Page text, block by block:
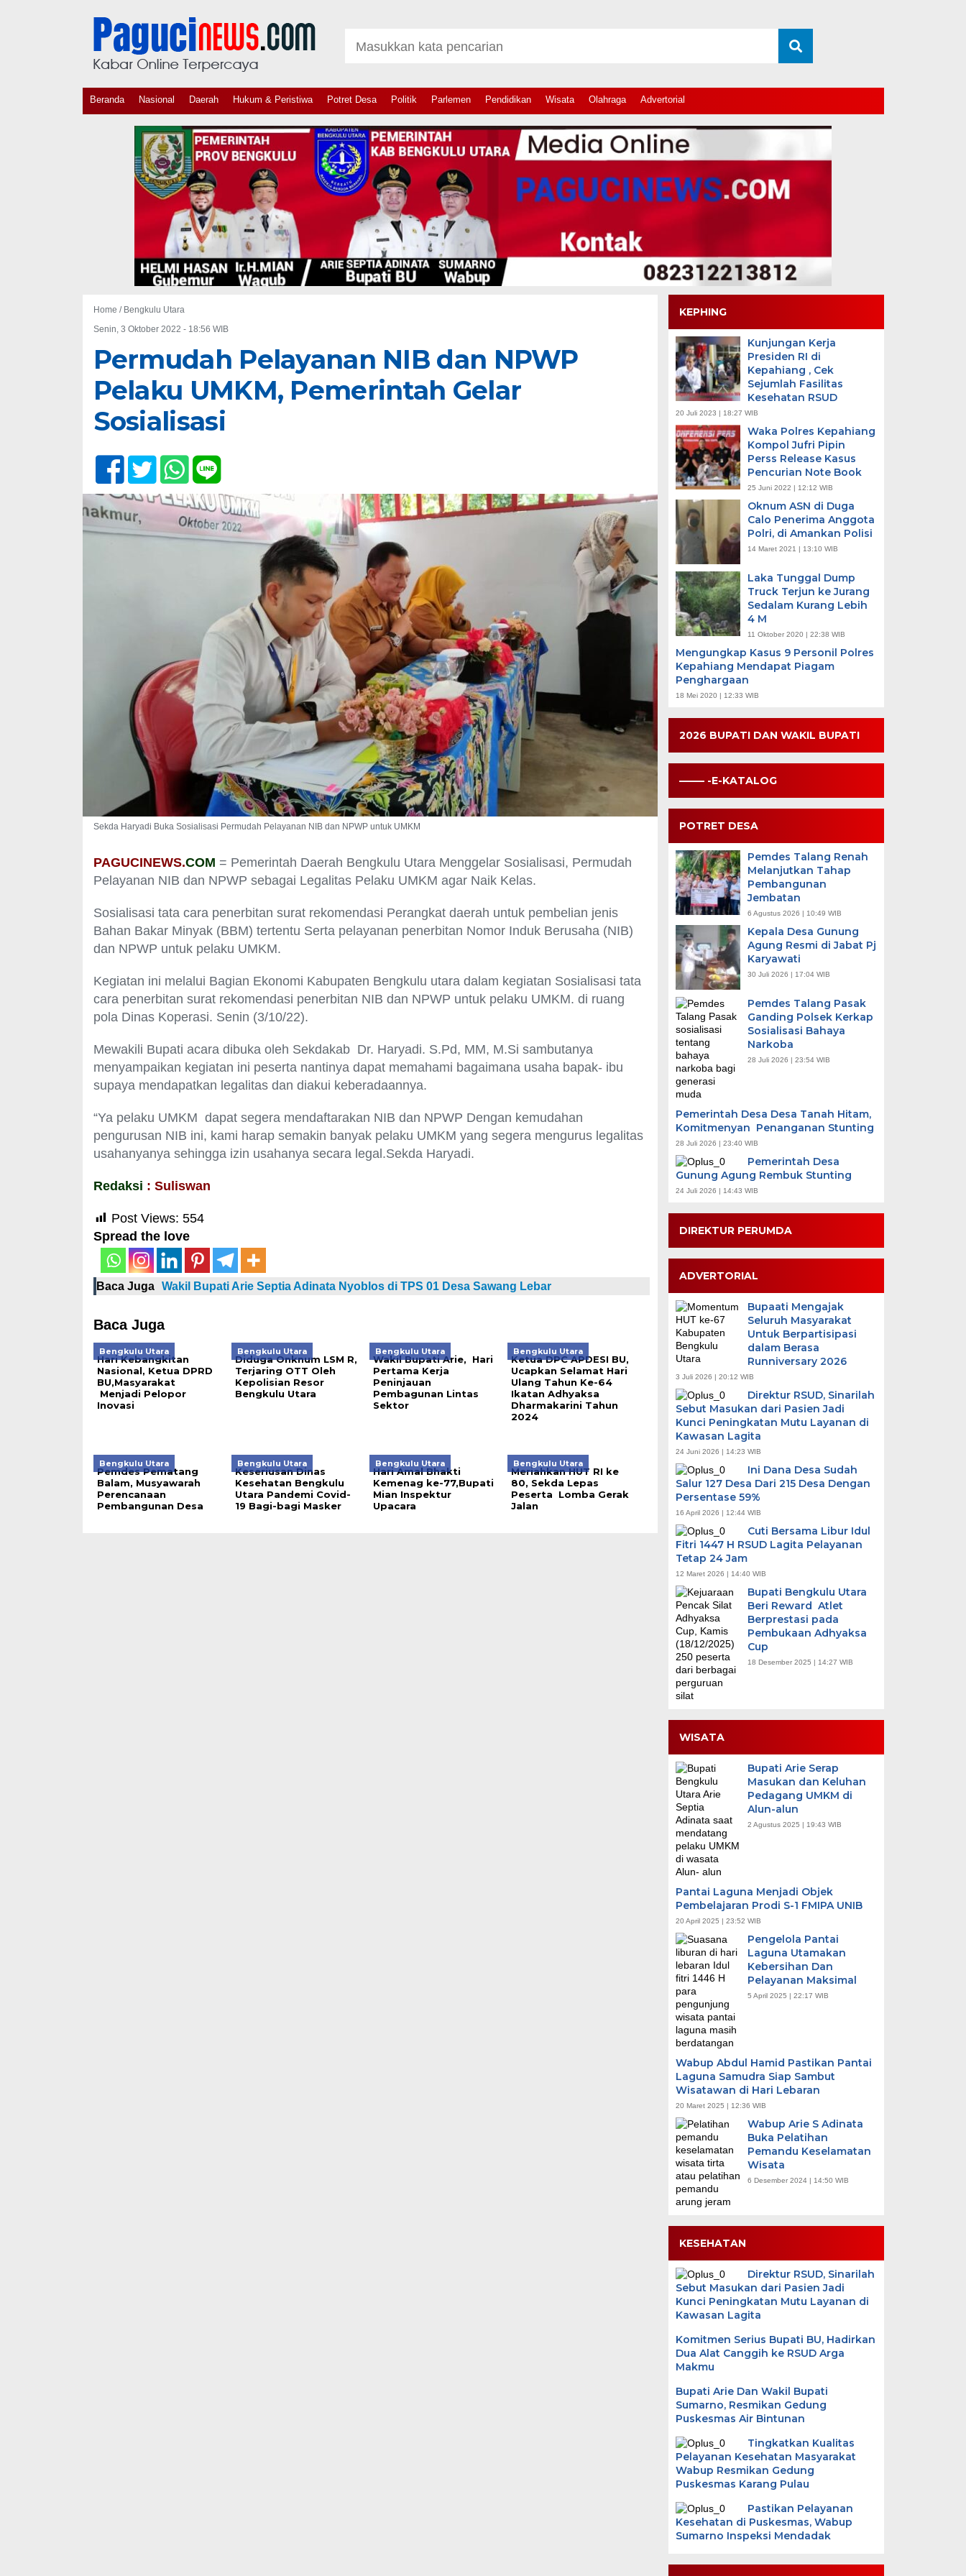
Beranda Nasional Daerah Hukum & Peristiwa Potret Desa Politik Parlemen Pendidikan Wisata Olahraga Advertorial
Home / Bengkulu Utara
Senin, 3 Oktober 2022 - 18:56 WIB
Permudah Pelayanan NIB dan NPWP
Pelaku UMKM, Pemerintah Gelar
Sosialisasi
Sekda Haryadi Buka Sosialisasi Permudah Pelayanan NIB dan NPWP untuk UMKM
PAGUCINEWS.COM = Pemerintah Daerah Bengkulu Utara Menggelar Sosialisasi, Permudah
Pelayanan NIB dan NPWP sebagai Legalitas Pelaku UMKM agar Naik Kelas.
Sosialisasi tata cara penerbitan surat rekomendasi Perangkat daerah untuk pembelian jenis
Bahan Bakar Minyak (BBM) tertentu Serta pelayanan penerbitan Nomor Induk Berusaha (NIB)
dan NPWP untuk pelaku UMKM.
Kegiatan ini melalui Bagian Ekonomi Kabupaten Bengkulu utara dalam kegiatan Sosialisasi tata
cara penerbitan surat rekomendasi penerbitan NIB dan NPWP untuk pelaku UMKM. di ruang
pola Dinas Koperasi. Senin (3/10/22).
Mewakili Bupati acara dibuka oleh Sekdakab Dr. Haryadi. S.Pd, MM, M.Si sambutanya
menyampaikan kegiatan ini peserta nantinya dapat memahami bagaimana usaha bapak- ibu
supaya mendapatkan legalitas dan diakui keberadaannya.
“Ya pelaku UMKM dapat segera mendaftarakan NIB dan NPWP Dengan kemudahan
pengurusan NIB ini, kami harap semakin banyak pelaku UMKM yang segera mengurus legalitas
usahanyanya sehingga izin usahanya secara legal.Sekda Haryadi.
Redaksi : Suliswan
Post Views: 554
Spread the love
Baca Juga Wakil Bupati Arie Septia Adinata Nyoblos di TPS 01 Desa Sawang Lebar
Baca Juga
Bengkulu Utara
Hari Kebangkitan
Nasional, Ketua DPRD
BU,Masyarakat
Menjadi Pelopor
Inovasi
Bengkulu Utara
Diduga Onknum LSM R,
Terjaring OTT Oleh
Kepolisian Resor
Bengkulu Utara
Bengkulu Utara
Wakil Bupati Arie, Hari
Pertama Kerja
Peninjauan
Pembagunan Lintas
Sektor
Bengkulu Utara
Ketua DPC APDESI BU,
Ucapkan Selamat Hari
Ulang Tahun Ke-64
Ikatan Adhyaksa
Dharmakarini Tahun
2024
Bengkulu Utara
Pemdes Pematang
Balam, Musyawarah
Perencanaan
Pembangunan Desa
Bengkulu Utara
Keseriusan Dinas
Kesehatan Bengkulu
Utara Pandemi Covid-
19 Bagi-bagi Masker
Bengkulu Utara
Hari Amal Bhakti
Kemenag ke-77,Bupati
Mian Inspektur
Upacara
Bengkulu Utara
Meriahkan HUT RI ke
80, Sekda Lepas
Peserta Lomba Gerak
Jalan
KEPHING
Kunjungan Kerja
Presiden RI di
Kepahiang , Cek
Sejumlah Fasilitas
Kesehatan RSUD
20 Juli 2023 | 18:27 WIB
Waka Polres Kepahiang
Kompol Jufri Pipin
Perss Release Kasus
Pencurian Note Book
25 Juni 2022 | 12:12 WIB
Oknum ASN di Duga
Calo Penerima Anggota
Polri, di Amankan Polisi
14 Maret 2021 | 13:10 WIB
Laka Tunggal Dump
Truck Terjun ke Jurang
Sedalam Kurang Lebih
4 M
11 Oktober 2020 | 22:38 WIB
Mengungkap Kasus 9 Personil Polres
Kepahiang Mendapat Piagam
Penghargaan
18 Mei 2020 | 12:33 WIB
2026 BUPATI DAN WAKIL BUPATI
——– -E-KATALOG
POTRET DESA
Pemdes Talang Renah
Melanjutkan Tahap
Pembangunan
Jembatan
6 Agustus 2026 | 10:49 WIB
Kepala Desa Gunung
Agung Resmi di Jabat Pj
Karyawati
30 Juli 2026 | 17:04 WIB
Pemdes Talang Pasak
Ganding Polsek Kerkap
Sosialisasi Bahaya
Narkoba
28 Juli 2026 | 23:54 WIB
Pemerintah Desa Desa Tanah Hitam,
Komitmenyan Penanganan Stunting
28 Juli 2026 | 23:40 WIB
Pemerintah Desa
Gunung Agung Rembuk Stunting
24 Juli 2026 | 14:43 WIB
DIREKTUR PERUMDA
ADVERTORIAL
Bupaati Mengajak
Seluruh Masyarakat
Untuk Berpartisipasi
dalam Berasa
Runniversary 2026
3 Juli 2026 | 20:12 WIB
Direktur RSUD, Sinarilah
Sebut Masukan dari Pasien Jadi
Kunci Peningkatan Mutu Layanan di
Kawasan Lagita
24 Juni 2026 | 14:23 WIB
Ini Dana Desa Sudah
Salur 127 Desa Dari 215 Desa Dengan
Persentase 59%
16 April 2026 | 12:44 WIB
Cuti Bersama Libur Idul
Fitri 1447 H RSUD Lagita Pelayanan
Tetap 24 Jam
12 Maret 2026 | 14:40 WIB
Bupati Bengkulu Utara
Beri Reward Atlet
Berprestasi pada
Pembukaan Adhyaksa
Cup
18 Desember 2025 | 14:27 WIB
WISATA
Bupati Arie Serap
Masukan dan Keluhan
Pedagang UMKM di
Alun-alun
2 Agustus 2025 | 19:43 WIB
Pantai Laguna Menjadi Objek
Pembelajaran Prodi S-1 FMIPA UNIB
20 April 2025 | 23:52 WIB
Pengelola Pantai
Laguna Utamakan
Kebersihan Dan
Pelayanan Maksimal
5 April 2025 | 22:17 WIB
Wabup Abdul Hamid Pastikan Pantai
Laguna Samudra Siap Sambut
Wisatawan di Hari Lebaran
20 Maret 2025 | 12:36 WIB
Wabup Arie S Adinata
Buka Pelatihan
Pemandu Keselamatan
Wisata
6 Desember 2024 | 14:50 WIB
KESEHATAN
Direktur RSUD, Sinarilah
Sebut Masukan dari Pasien Jadi
Kunci Peningkatan Mutu Layanan di
Kawasan Lagita
Komitmen Serius Bupati BU, Hadirkan
Dua Alat Canggih ke RSUD Arga
Makmu
Bupati Arie Dan Wakil Bupati
Sumarno, Resmikan Gedung
Puskesmas Air Bintunan
Tingkatkan Kualitas
Pelayanan Kesehatan Masyarakat
Wabup Resmikan Gedung
Puskesmas Karang Pulau
Pastikan Pelayanan
Kesehatan di Puskesmas, Wabup
Sumarno Inspeksi Mendadak